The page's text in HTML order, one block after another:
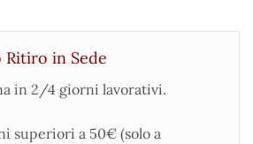
Ritiro in Sede
in 2/4 giorni lavorativi.
superiori a 50€ (solo a